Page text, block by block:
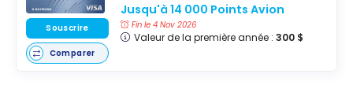
Jusqu'à 14 000 Points Avion
Fin le 4 Nov 2026
Valeur de la première année : 300 $
Souscrire
Comparer